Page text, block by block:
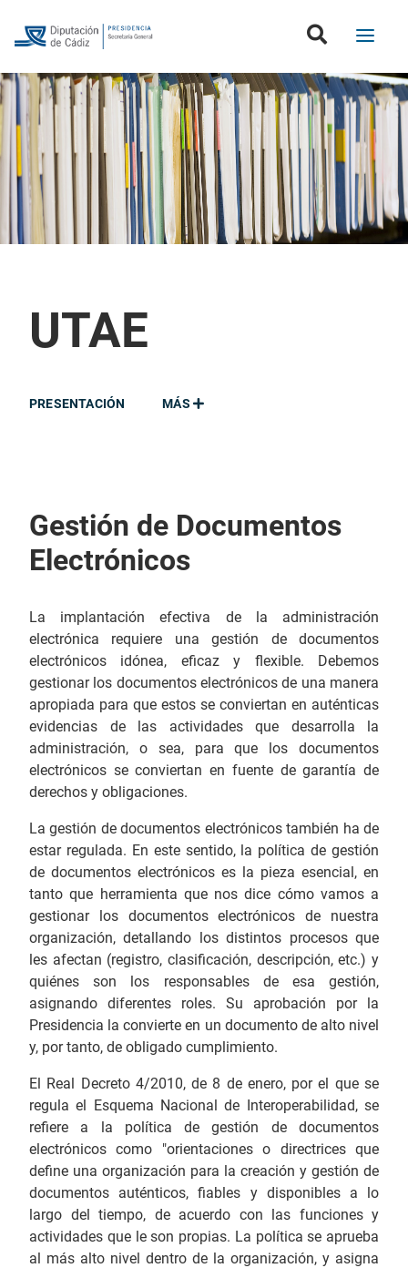
UTAE
MÁS
PRESENTACIÓN
Gestión de Documentos
Electrónicos
La implantación efectiva de la administración
electrónica requiere una gestión de documentos
electrónicos idónea, eficaz y flexible. Debemos
gestionar los documentos electrónicos de una manera
apropiada para que estos se conviertan en auténticas
evidencias de las actividades que desarrolla la
administración, o sea, para que los documentos
electrónicos se conviertan en fuente de garantía de
derechos y obligaciones.
La gestión de documentos electrónicos también ha de
estar regulada. En este sentido, la política de gestión
de documentos electrónicos es la pieza esencial, en
tanto que herramienta que nos dice cómo vamos a
gestionar los documentos electrónicos de nuestra
organización, detallando los distintos procesos que
les afectan (registro, clasificación, descripción, etc.) y
quiénes son los responsables de esa gestión,
asignando diferentes roles. Su aprobación por la
Presidencia la convierte en un documento de alto nivel
y, por tanto, de obligado cumplimiento.
El Real Decreto 4/2010, de 8 de enero, por el que se
regula el Esquema Nacional de Interoperabilidad, se
refiere a la política de gestión de documentos
electrónicos como "orientaciones o directrices que
define una organización para la creación y gestión de
documentos auténticos, fiables y disponibles a lo
largo del tiempo, de acuerdo con las funciones y
actividades que le son propias. La política se aprueba
al más alto nivel dentro de la organización, y asigna